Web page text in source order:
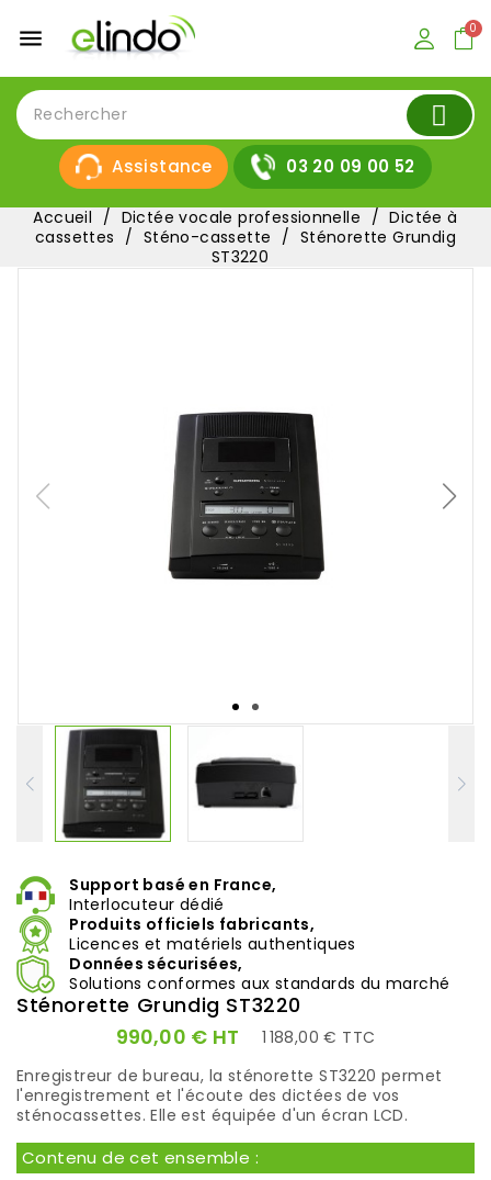
menu
Assistance 03 20 09 00 52
Accueil Dictée vocale professionnelle
Dictée à
cassettes
Sténo-cassette
Sténorette Grundig
ST3220
Support basé en France,
Interlocuteur dédié
Produits officiels fabricants,
Licences et matériels authentiques
Données sécurisées,
Solutions conformes aux standards du marché
Sténorette Grundig ST3220
990,00 € HT
1 188,00 € TTC
Enregistreur de bureau, la sténorette ST3220 permet
l'enregistrement et l'écoute des dictées de vos
sténocassettes. Elle est équipée d'un écran LCD.
Contenu de cet ensemble :